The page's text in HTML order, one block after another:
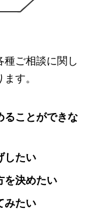
ご相談に関し
す。
ることができな
したい
を決めたい
みたい